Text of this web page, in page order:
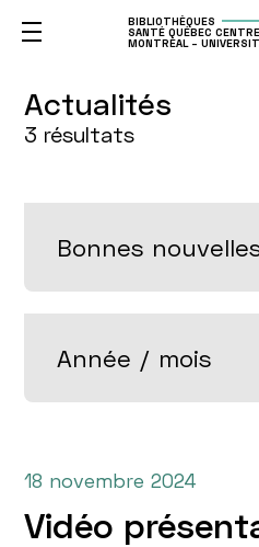
BIBLIOTHÈQUES
SANTÉ QUÉBEC
MONTRÉAL –
Actu
Actualités
3 résultats
MOIS
18 novembre 2024
Vidéo